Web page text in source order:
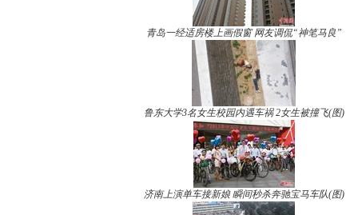
青岛一经适房楼上画假窗 网友调侃“神笔马良”
鲁东大学3名女生校园内遇车祸 2女生被撞飞(图)
济南上演单车接新娘 瞬间秒杀奔驰宝马车队(图)